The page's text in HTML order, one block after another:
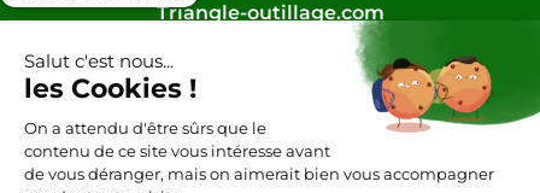
Triangle-outillage.com
Conditions générales de vente